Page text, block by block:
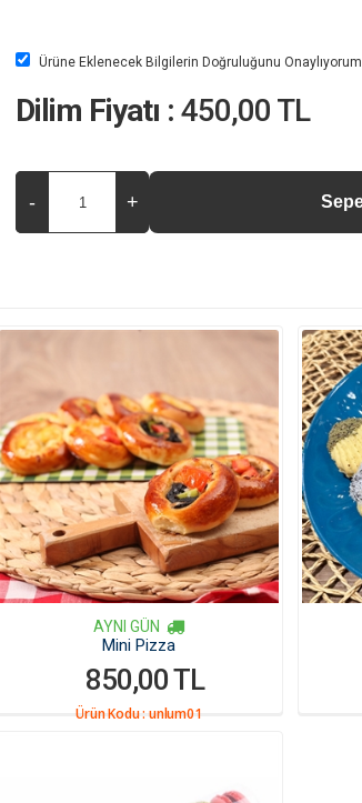
Ürüne Eklenecek Bilgilerin Doğruluğunu Onaylıyorum
Dilim Fiyatı : 450,00 TL
AYNI GÜN
Mini Pizza
850,00 TL
Ürün Kodu : unlum01